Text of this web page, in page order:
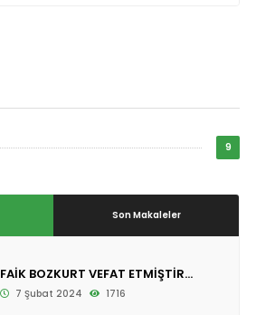
9
Son Makaleler
FAİK BOZKURT VEFAT ETMİŞTİR...
7 Şubat 2024 1716